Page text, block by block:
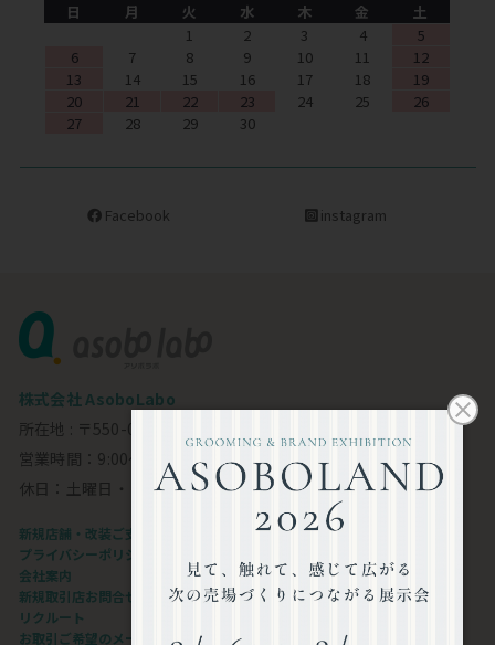
日
月 火 水 木 金
土
1
2 3 4
5
6
7 8 9 10 11
12
13
14 15 16 17 18
19
20
21 22 23 24 25
26
27
28 29 30
Facebook instagram
株式会社 AsoboLabo
所在地 : 〒550-0002 大阪市西区江戸堀1-23-11 6F
営業時間：9:00～18:00
休日：土曜日・日曜日・祝日
新規店舗・改装ご支援します
プライバシーポリシー
会社案内
新規取引店お問合せフォーム
リクルート
お取引ご希望のメーカー様